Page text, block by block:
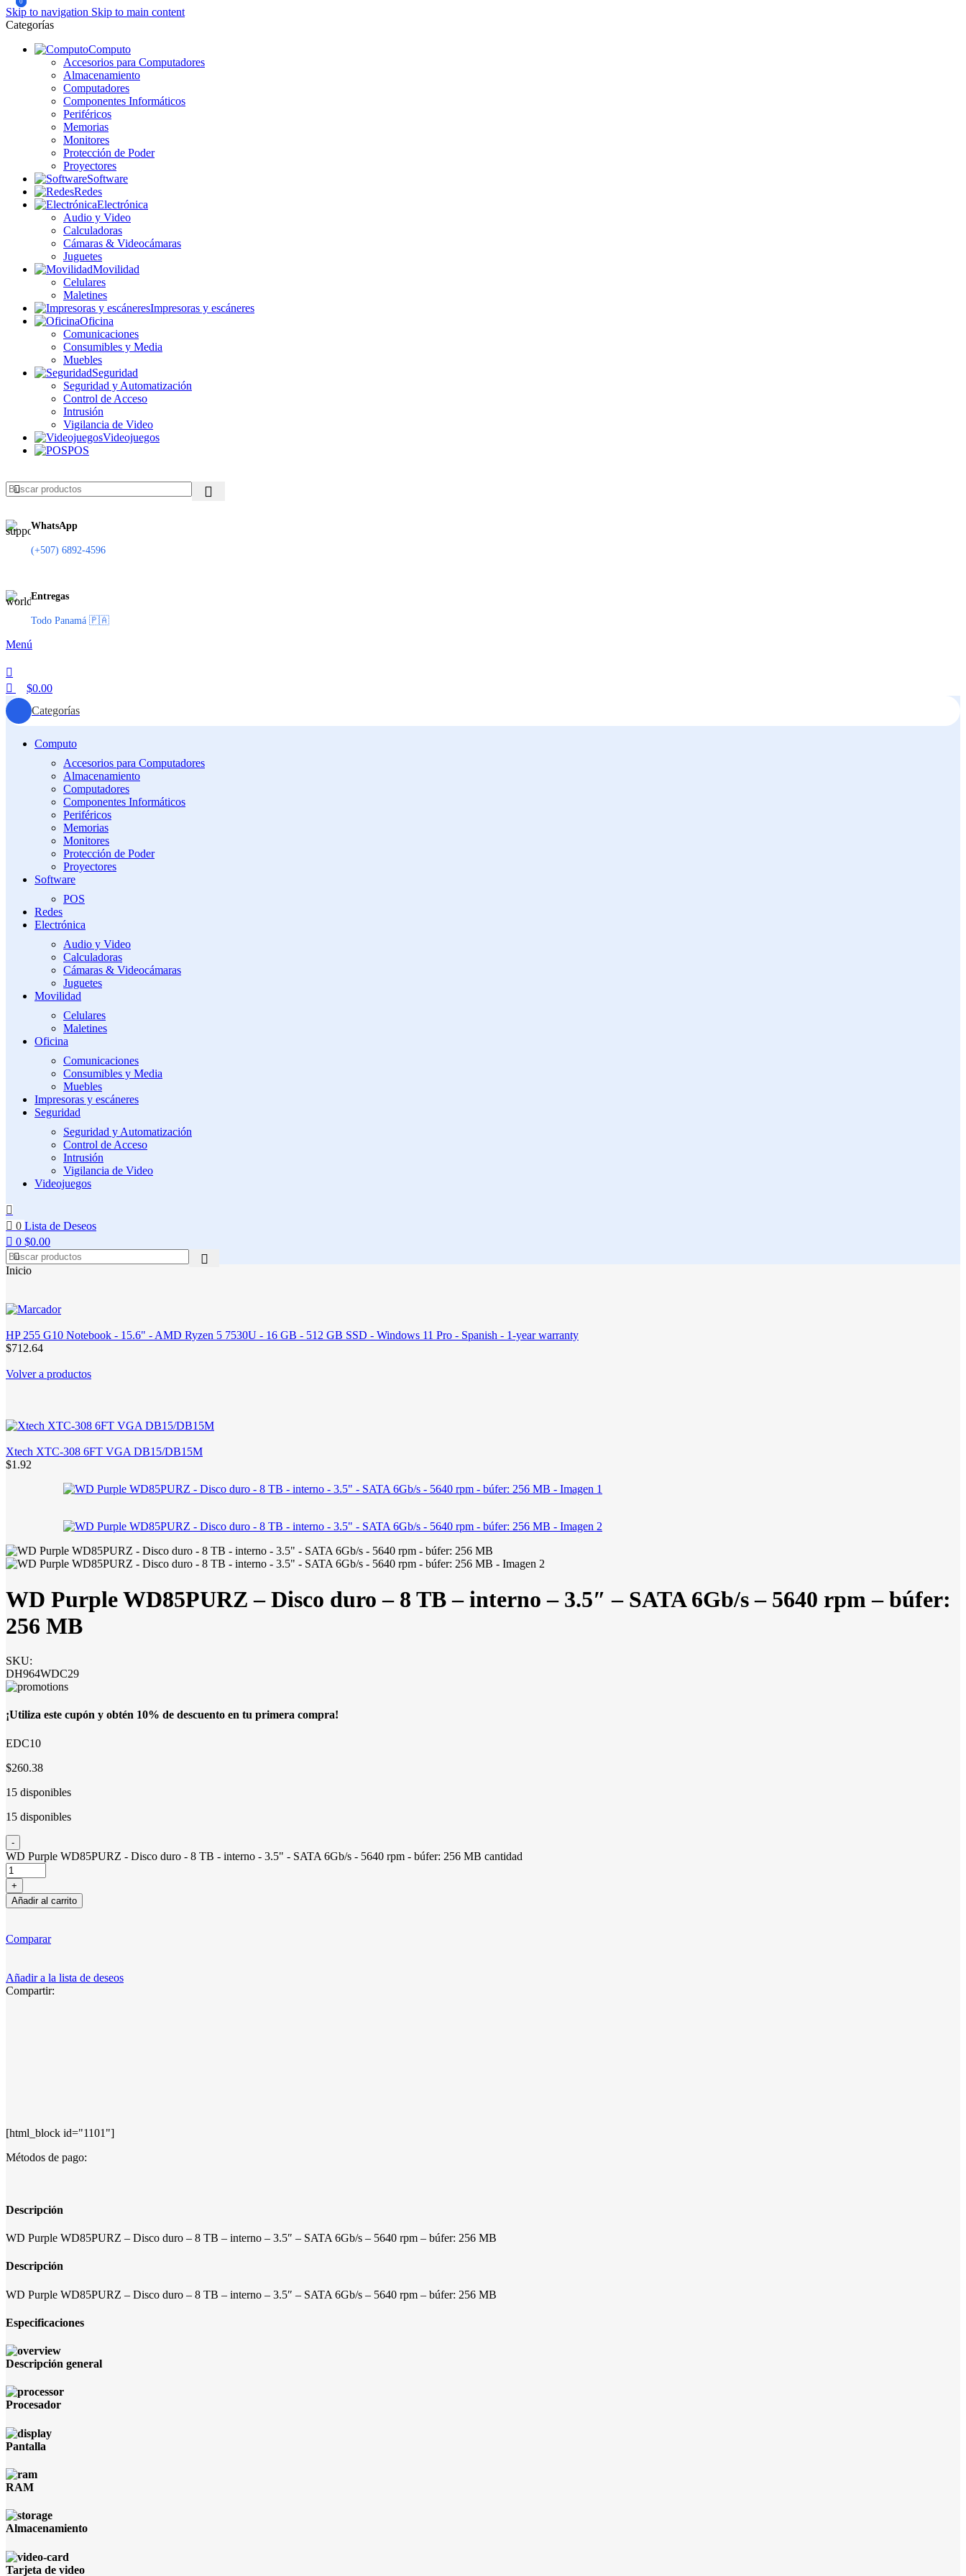
Skip to navigation Skip to main content
Categorías
Computo
Accesorios para Computadores
Almacenamiento
Computadores
Componentes Informáticos
Periféricos
Memorias
Monitores
Protección de Poder
Proyectores
Software
Redes
Electrónica
Audio y Video
Calculadoras
Cámaras & Videocámaras
Juguetes
Movilidad
Celulares
Maletines
Impresoras y escáneres
Oficina
Comunicaciones
Consumibles y Media
Muebles
Seguridad
Seguridad y Automatización
Control de Acceso
Intrusión
Vigilancia de Video
Videojuegos
POS
WhatsApp
(+507) 6892-4596
Entregas
Todo Panamá 🇵🇦
Menú
0
$0.00
Categorías
Computo
Accesorios para Computadores
Almacenamiento
Computadores
Componentes Informáticos
Periféricos
Memorias
Monitores
Protección de Poder
Proyectores
Software
POS
Redes
Electrónica
Audio y Video
Calculadoras
Cámaras & Videocámaras
Juguetes
Movilidad
Celulares
Maletines
Oficina
Comunicaciones
Consumibles y Media
Muebles
Impresoras y escáneres
Seguridad
Seguridad y Automatización
Control de Acceso
Intrusión
Vigilancia de Video
Videojuegos
0 Lista de Deseos
0 $0.00
Inicio
HP 255 G10 Notebook - 15.6" - AMD Ryzen 5 7530U - 16 GB - 512 GB SSD - Windows 11 Pro - Spanish - 1-year warranty
$712.64
Volver a productos
Xtech XTC-308 6FT VGA DB15/DB15M
$1.92
WD Purple WD85PURZ – Disco duro – 8 TB – interno – 3.5″ – SATA 6Gb/s – 5640 rpm – búfer:
256 MB
SKU:
DH964WDC29
¡Utiliza este cupón y obtén 10% de descuento en tu primera compra!
EDC10
$260.38
15 disponibles
15 disponibles
WD Purple WD85PURZ - Disco duro - 8 TB - interno - 3.5" - SATA 6Gb/s - 5640 rpm - búfer: 256 MB cantidad
Añadir al carrito
Comparar
Añadir a la lista de deseos
Compartir:
[html_block id="1101"]
Métodos de pago:
Descripción
WD Purple WD85PURZ – Disco duro – 8 TB – interno – 3.5″ – SATA 6Gb/s – 5640 rpm – búfer: 256 MB
Descripción
WD Purple WD85PURZ – Disco duro – 8 TB – interno – 3.5″ – SATA 6Gb/s – 5640 rpm – búfer: 256 MB
Especificaciones
Descripción general
Procesador
Pantalla
RAM
Almacenamiento
Tarjeta de video
0